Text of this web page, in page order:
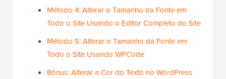
Método 4: Alterar o Tamanho da Fonte em
Todo o Site Usando o Editor Completo do Site
Método 5: Alterar o Tamanho da Fonte em
Todo o Site Usando WPCode
Bônus: Alterar a Cor do Texto no WordPress